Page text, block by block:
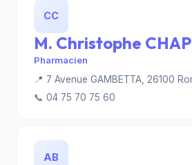
CC
M. Christophe
Pharmacien
📍 7 Avenue GAMBETTA, 26100
📞 04 75 70 75 60
AB